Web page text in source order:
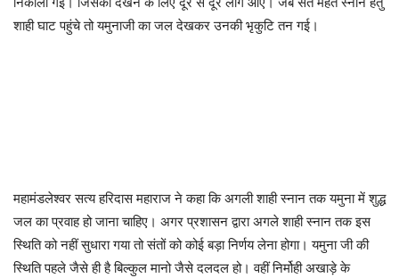
शाही घाट पहुंचे तो यमुनाजी का जल देखकर उनकी भृकुटि तन गई।
महामंडलेश्वर सत्य हरिदास महाराज ने कहा कि अगली शाही स्नान तक यमुना में शुद्ध
जल का प्रवाह हो जाना चाहिए। अगर प्रशासन द्वारा अगले शाही स्नान तक इस
स्थिति को नहीं सुधारा गया तो संतों को कोई बड़ा निर्णय लेना होगा। यमुना जी की
स्थिति पहले जैसे ही है बिल्कुल मानो जैसे दलदल हो। वहीं निर्मोही अखाड़े के